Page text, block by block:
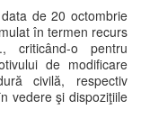
de 20 octombrie
în termen recurs
criticând-o pentru
de modificare
civilă, respectiv
vedere şi dispoziţiile